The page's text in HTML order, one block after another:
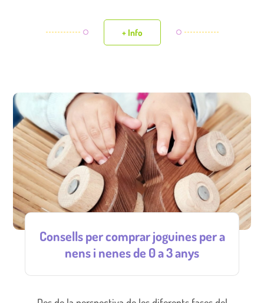
+ Info
Consells per comprar joguines per a
nens i nenes de 0 a 3 anys